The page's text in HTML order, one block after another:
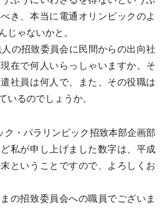
き、本当に電通オリンピックのよ
じゃないかと。
の招致委員会に民間からの出向社
在で何人いらっしゃいますか。そ
社員は何人で、また、その役職は
いるのでしょうか。
ク・パラリンピック招致本部企画部
私が申し上げました数字は、平成
ということですので、よろしくお
の招致委員会への職員でございま